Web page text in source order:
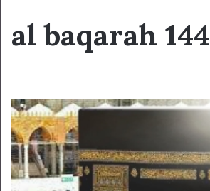
al baqarah 144